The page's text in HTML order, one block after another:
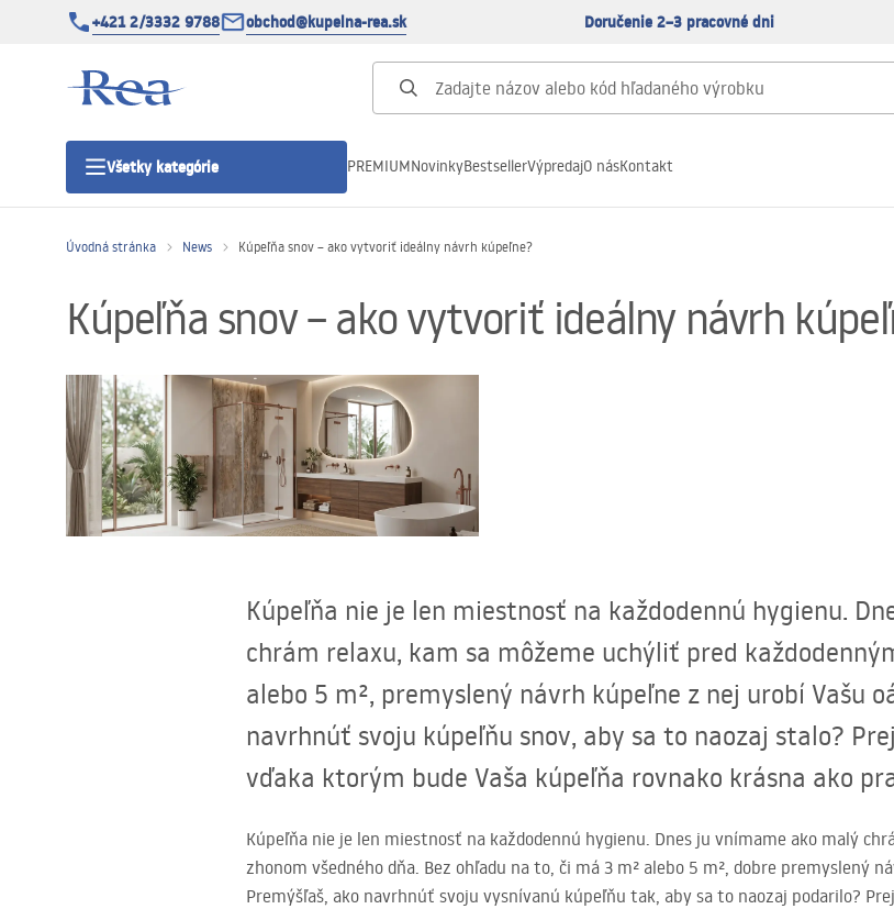
+421 2/3332 9788 obchod@kupelna-rea.sk Doručenie 2–3 pracovné dni
Všetky kategórie
Sprchové dvere
Sprchové vaničky
Sprchové žľaby
Sanitárna keramika
Kúpeľňové doplnky a nábytok
PREMIUMNovinkyBestsellerVýpredajO násKontakt
Úvodná stránka News Kúpeľňa snov – ako vytvoriť ideálny návrh kúpeľne?
Kúpeľňa snov – ako vytvoriť ideálny návrh
Kúpeľňa nie je len miestnosť na každodennú hygienu.
chrám relaxu, kam sa môžeme uchýliť pred
alebo 5 m², premyslený návrh kúpeľne z nej urobí Vašu
navrhnúť svoju kúpeľňu snov, aby sa to naozaj stalo?
vďaka ktorým bude Vaša kúpeľňa rovnako krásna ako
Kúpeľňa nie je len miestnosť na každodennú hygienu. Dnes ju vnímame ako malý
zhonom všedného dňa. Bez ohľadu na to, či má 3 m² alebo 5 m², dobre premyslený
Premýšľaš, ako navrhnúť svoju vysnívanú kúpeľňu tak, aby sa to naozaj podarilo?